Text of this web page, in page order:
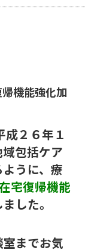
機能強化加
成２６年１
包括ケア
うに、療
在宅復帰機能
した。
までお気